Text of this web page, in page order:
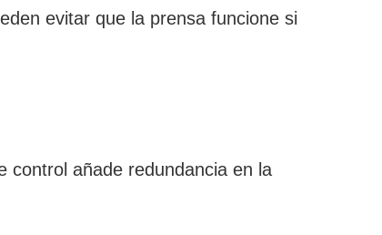
evitar que la prensa funcione si
control añade redundancia en la